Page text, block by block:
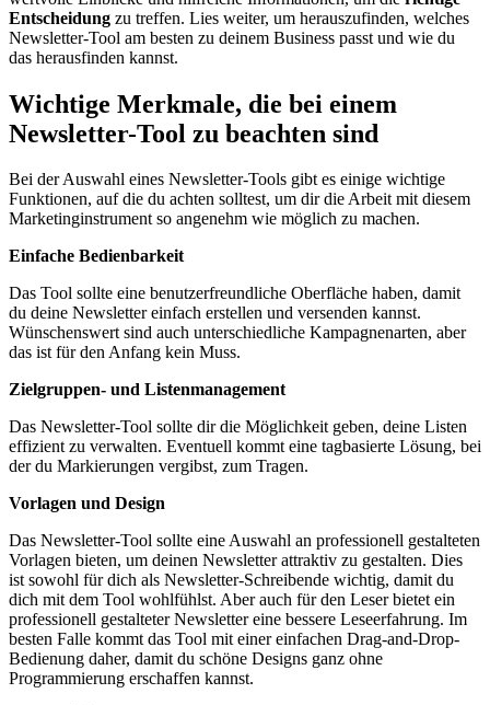
Entscheidung zu treffen. Lies weiter, um herauszufinden, welches
Newsletter-Tool am besten zu deinem Business passt und wie du
das herausfinden kannst.
Wichtige Merkmale, die bei einem
Newsletter-Tool zu beachten sind
Bei der Auswahl eines Newsletter-Tools gibt es einige wichtige
Funktionen, auf die du achten solltest, um dir die Arbeit mit diesem
Marketinginstrument so angenehm wie möglich zu machen.
Einfache Bedienbarkeit
Das Tool sollte eine benutzerfreundliche Oberfläche haben, damit
du deine Newsletter einfach erstellen und versenden kannst.
Wünschenswert sind auch unterschiedliche Kampagnenarten, aber
das ist für den Anfang kein Muss.
Zielgruppen- und Listenmanagement
Das Newsletter-Tool sollte dir die Möglichkeit geben, deine Listen
effizient zu verwalten. Eventuell kommt eine tagbasierte Lösung, bei
der du Markierungen vergibst, zum Tragen.
Vorlagen und Design
Das Newsletter-Tool sollte eine Auswahl an professionell gestalteten
Vorlagen bieten, um deinen Newsletter attraktiv zu gestalten. Dies
ist sowohl für dich als Newsletter-Schreibende wichtig, damit du
dich mit dem Tool wohlfühlst. Aber auch für den Leser bietet ein
professionell gestalteter Newsletter eine bessere Leseerfahrung. Im
besten Falle kommt das Tool mit einer einfachen Drag-and-Drop-
Bedienung daher, damit du schöne Designs ganz ohne
Programmierung erschaffen kannst.